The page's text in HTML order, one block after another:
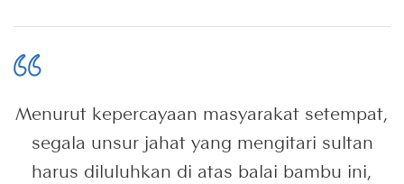
Menurut kepercayaan masyarakat setempat,
segala unsur jahat yang mengitari sultan
harus diluluhkan di atas balai bambu ini,